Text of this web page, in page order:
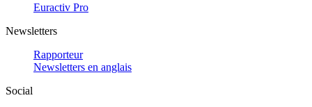
Euractiv Pro
Newsletters
Rapporteur
Newsletters en anglais
Social